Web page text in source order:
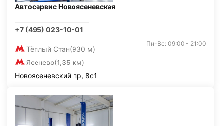
Автосервис Новоясеневская
+7 (495) 023-10-01
Тёплый Стан(930 м)
Ясенево(1,35 км)
Пн-Вс: 09:00 - 21:00
Новоясеневский пр, 8с1